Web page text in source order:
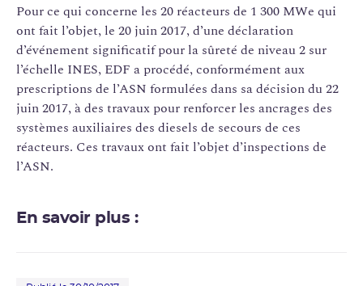
Pour ce qui concerne les 20 réacteurs de 1 300 MWe qui
ont fait l’objet, le 20 juin 2017, d’une déclaration
d’événement significatif pour la sûreté de niveau 2 sur
l’échelle INES, EDF a procédé, conformément aux
prescriptions de l’ASN formulées dans sa décision du 22
juin 2017, à des travaux pour renforcer les ancrages des
systèmes auxiliaires des diesels de secours de ces
réacteurs. Ces travaux ont fait l’objet d’inspections de
l’ASN.
En savoir plus :